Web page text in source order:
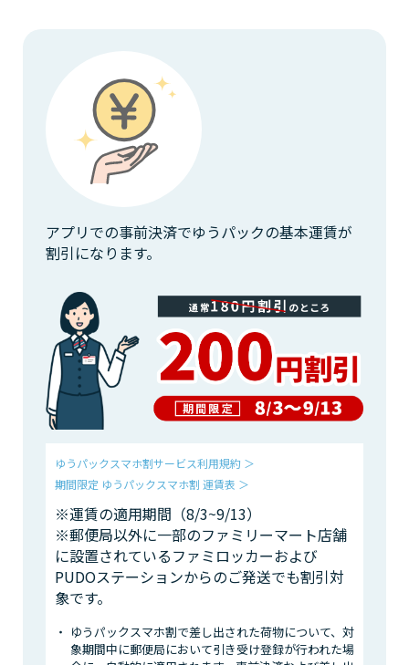
アプリでの事前決済でゆうパックの基本運賃が
割引になります。
ゆうパックスマホ割サービス利用規約 ＞
期間限定 ゆうパックスマホ割 運賃表 ＞
※運賃の適用期間（8/3~9/13）
※郵便局以外に一部のファミリーマート店舗
に設置されているファミロッカーおよび
PUDOステーションからのご発送でも割引対
象です。
ゆうパックスマホ割で差し出された荷物について、対
象期間中に郵便局において引き受け登録が行われた場